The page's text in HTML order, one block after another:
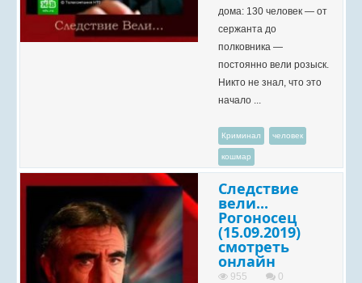
дома: 130 человек — от
сержанта до
полковника —
постоянно вели розыск.
Никто не знал, что это
начало ...
Криминал человек
кошмар
Следствие
вели...
Рогоносец
(15.09.2019)
смотреть
онлайн
955
0